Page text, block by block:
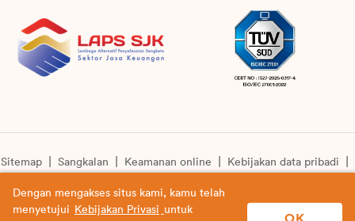
Sitemap Sangkalan Keamanan online
Kebijakan data pribadi
© Copyright 2026 PT FWD Insurance Indonesia. All rights
Dengan mengakses situs kami, kamu telah
menyetujui
Kebijakan Privasi untuk